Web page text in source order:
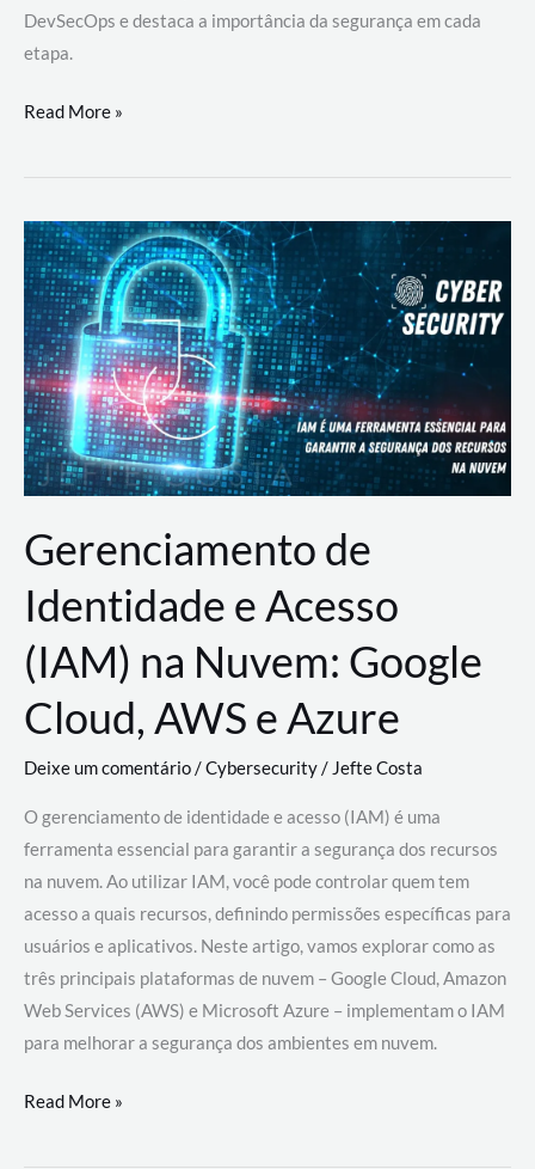
DevSecOps e destaca a importância da segurança em cada
etapa.
DevSecOps
Prática:
Desenvolvimento,
Segurança
e
Operações
Read More »
Gerenciamento de
Identidade e Acesso
(IAM) na Nuvem: Google
Cloud, AWS e Azure
Deixe um comentário/Cybersecurity/ Jefte Costa
O gerenciamento de identidade e acesso (IAM) é uma
ferramenta essencial para garantir a segurança dos recursos
na nuvem. Ao utilizar IAM, você pode controlar quem tem
acesso a quais recursos, definindo permissões específicas para
usuários e aplicativos. Neste artigo, vamos explorar como as
três principais plataformas de nuvem – Google Cloud, Amazon
Web Services (AWS) e Microsoft Azure – implementam o IAM
para melhorar a segurança dos ambientes em nuvem.
Gerenciamento
Read More »